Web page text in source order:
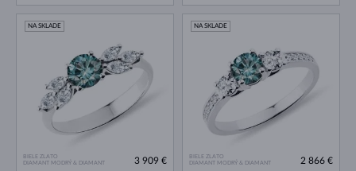
BIELE ZLATO
DIAMANT MODRÝ & DIAMANT
NA SKLADE
3 909 €
BIELE ZLATO
DIAMANT MODRÝ & DIAMANT
NA SKLADE
2 866 €